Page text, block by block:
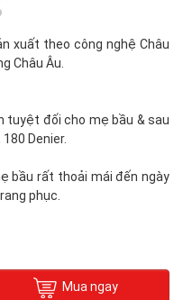
xuất theo công nghệ Châu
Châu Âu.
tuyệt đối cho mẹ bầu & sau
Denier.
bầu rất thoải mái đến ngày
phục.
Mua ngay